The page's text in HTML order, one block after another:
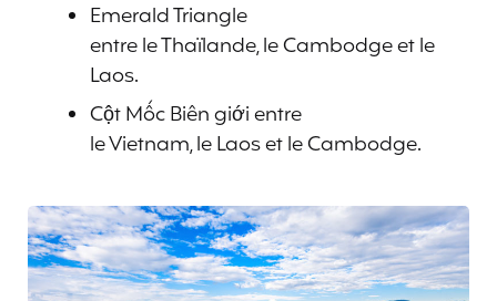
Emerald Triangle
entre le Thaïlande, le Cambodge et le
Laos.
Cột Mốc Biên giới entre
le Vietnam, le Laos et le Cambodge.